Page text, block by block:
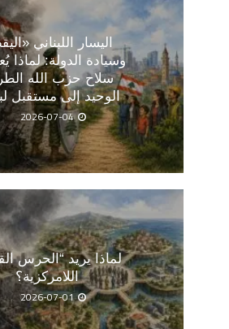
اليسار اللبناني
وسيادة الدولة: لماذا
سلاح حزب الله
الوحيد إلى مستقبل
2026-07-04
لماذا يريد “الحرس
اللامركزية؟
2026-07-01